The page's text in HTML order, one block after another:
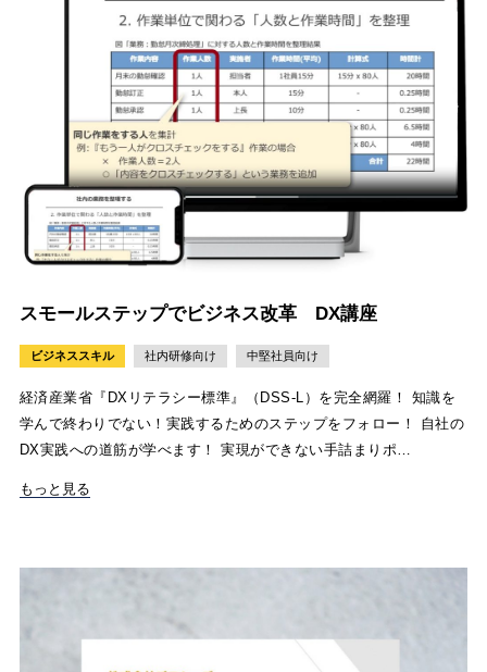
スモールステップでビジネス改革 DX講座
ビジネススキル 社内研修向け 中堅社員向け
経済産業省『DXリテラシー標準』（DSS-L）を完全網羅！ 知識を
学んで終わりでない！実践するためのステップをフォロー！ 自社の
DX実践への道筋が学べます！ 実現ができない手詰まりポ…
もっと見る